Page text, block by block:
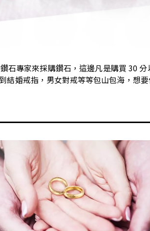
石專家來採購鑽石，這邊凡是購買 30
結婚戒指，男女對戒等等包山包海，想